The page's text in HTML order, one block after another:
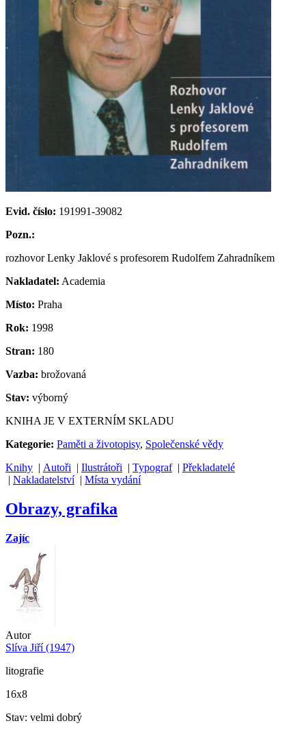
Evid. číslo: 191991-39082
Pozn.:
rozhovor Lenky Jaklové s profesorem Rudolfem Zahradníkem
Nakladatel: Academia
Místo: Praha
Rok: 1998
Stran: 180
Vazba: brožovaná
Stav: výborný
KNIHA JE V EXTERNÍM SKLADU
Kategorie: Paměti a životopisy, Společenské vědy
Knihy | Autoři | Ilustrátoři | Typograf| Překladatelé
| Nakladatelství| Místa vydání
Obrazy, grafika
Zajíc
Autor
Slíva Jiří (1947)
litografie
16x8
Stav: velmi dobrý